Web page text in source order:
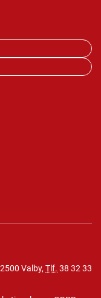
Valby, Tlf. 38 32 33